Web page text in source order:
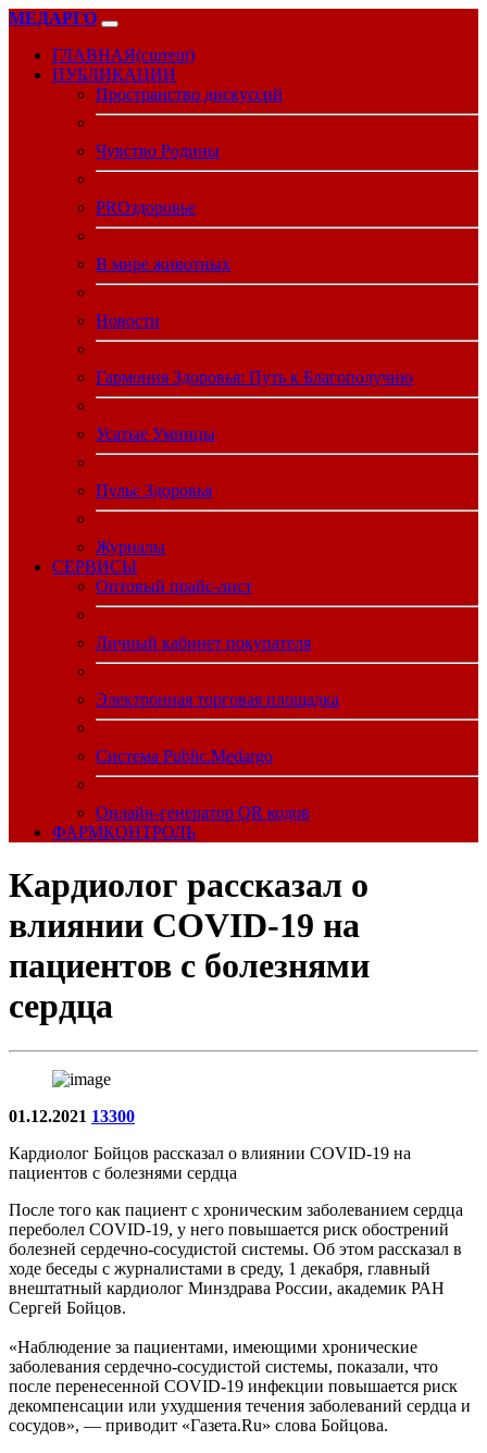
МЕДАРГО
ГЛАВНАЯ(current)
ПУБЛИКАЦИИ
Пространство дискуссий
Чувство Родины
PROздоровье
В мире животных
Новости
Гармония Здоровья: Путь к Благополучию
Усатые Умницы
Пульс Здоровья
Журналы
CЕРВИСЫ
Оптовый прайс-лист
Личный кабинет покупателя
Электронная торговая площадка
Система Public.Medargo
Онлайн-генератор QR кодов
ФАРМКОНТРОЛЬ
Кардиолог рассказал о
влиянии COVID-19 на
пациентов с болезнями
сердца
01.12.2021 13300
Кардиолог Бойцов рассказал о влиянии COVID-19 на
пациентов с болезнями сердца
После того как пациент с хроническим заболеванием сердца
переболел COVID-19, у него повышается риск обострений
болезней сердечно-сосудистой системы. Об этом рассказал в
ходе беседы с журналистами в среду, 1 декабря, главный
внештатный кардиолог Минздрава России, академик РАН
Сергей Бойцов.
«Наблюдение за пациентами, имеющими хронические
заболевания сердечно-сосудистой системы, показали, что
после перенесенной COVID-19 инфекции повышается риск
декомпенсации или ухудшения течения заболеваний сердца и
сосудов», — приводит «Газета.Ru» слова Бойцова.